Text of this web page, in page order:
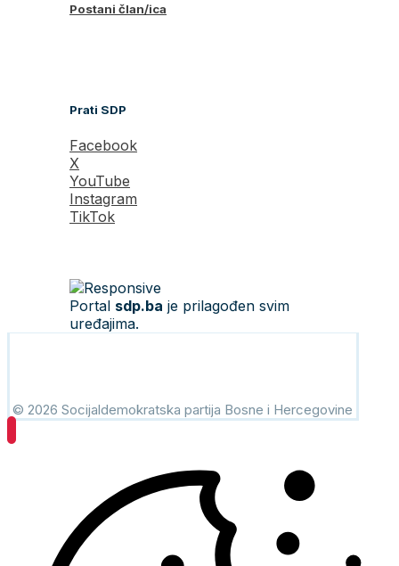
Postani član/ica
Prati SDP
Facebook
X
YouTube
Instagram
TikTok
Portal sdp.ba je prilagođen svim
uređajima.
© 2026 Socijaldemokratska partija Bosne i Hercegovine